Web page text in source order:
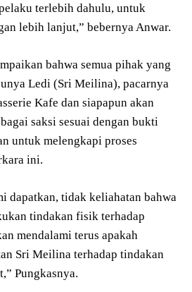
terlebih dahulu, untuk
lebih lanjut,” bebernya Anwar.
bahwa semua pihak yang
Ledi (Sri Meilina), pacarnya
Kafe dan siapapun akan
saksi sesuai dengan bukti
untuk melengkapi proses
ini.
dapatkan, tidak keliahatan bahwa
tindakan fisik terhadap
mendalami terus apakah
Sri Meilina terhadap tindakan
Pungkasnya.